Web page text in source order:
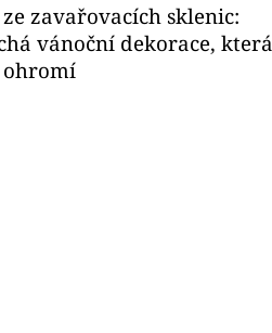
zavařovacích sklenic:
vánoční dekorace, která
ohromí